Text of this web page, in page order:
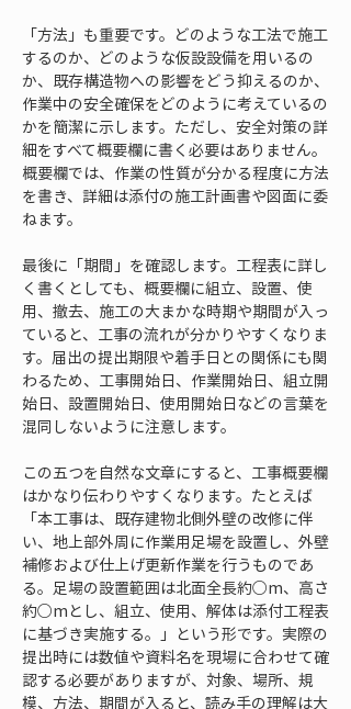
「方法」も重要です。どのような工法で施工
するのか、どのような仮設設備を用いるの
か、既存構造物への影響をどう抑えるのか、
作業中の安全確保をどのように考えているの
かを簡潔に示します。ただし、安全対策の詳
細をすべて概要欄に書く必要はありません。
概要欄では、作業の性質が分かる程度に方法
を書き、詳細は添付の施工計画書や図面に委
ねます。
最後に「期間」を確認します。工程表に詳し
く書くとしても、概要欄に組立、設置、使
用、撤去、施工の大まかな時期や期間が入っ
ていると、工事の流れが分かりやすくなりま
す。届出の提出期限や着手日との関係にも関
わるため、工事開始日、作業開始日、組立開
始日、設置開始日、使用開始日などの言葉を
混同しないように注意します。
この五つを自然な文章にすると、工事概要欄
はかなり伝わりやすくなります。たとえば
「本工事は、既存建物北側外壁の改修に伴
い、地上部外周に作業用足場を設置し、外壁
補修および仕上げ更新作業を行うものであ
る。足場の設置範囲は北面全長約○m、高さ
約○mとし、組立、使用、解体は添付工程表
に基づき実施する。」という形です。実際の
提出時には数値や資料名を現場に合わせて確
認する必要がありますが、対象、場所、規
模、方法、期間が入ると、読み手の理解は大